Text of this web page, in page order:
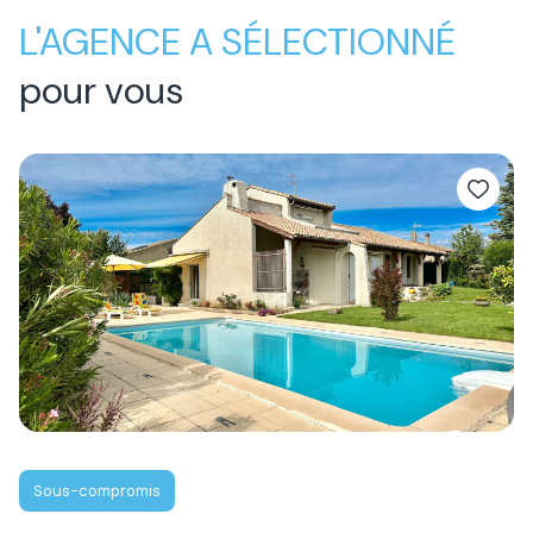
L'AGENCE A SÉLECTIONNÉ
pour vous
Sous-compromis